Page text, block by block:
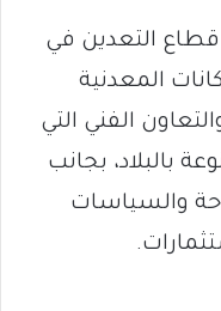
التعدين في
المعدنية
الفني التي
بالبلاد، بجانب
والسياسات